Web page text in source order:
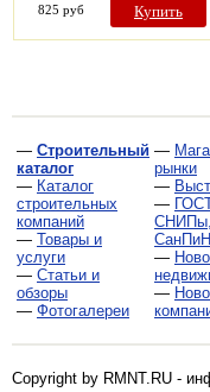
825 руб Купить
— Строительный
каталог
— Каталог
строительных
компаний
— Товары и
услуги
— Статьи и
обзоры
— Фотогалереи
—
рынки
—
—
СНИПы,
—
—
Copyright by RMNT.RU -